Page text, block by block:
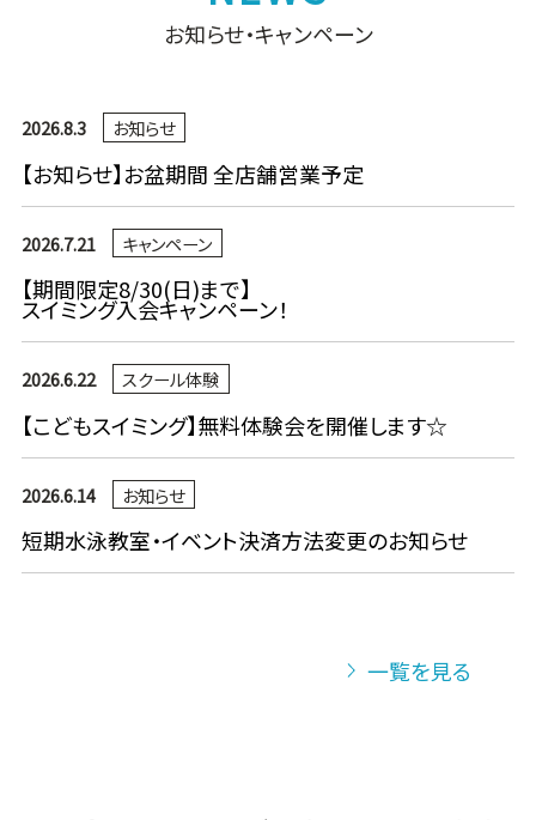
お知らせ・キャンペーン
【お知らせ】お盆期間 全店舗営業予定
2026.8.3 お知らせ
【期間限定8/30(日)まで】
スイミング入会キャンペーン！
2026.7.21 キャンペーン
【こどもスイミング】無料体験会を開催します☆
2026.6.22 スクール体験
短期水泳教室・イベント決済方法変更のお知らせ
2026.6.14 お知らせ
一覧を見る